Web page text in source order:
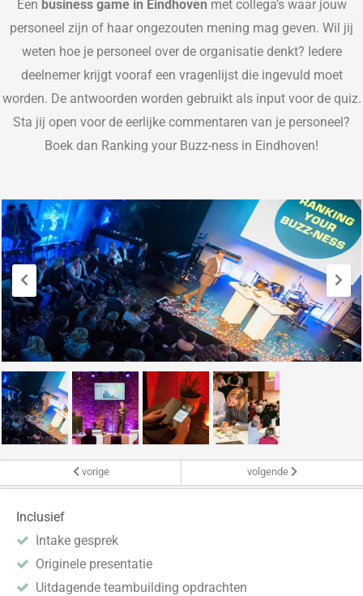
Een business gamein Eindhoven met collega’s waar jouw
personeel zijn of haar ongezouten mening mag geven. Wil jij
weten hoe je personeel over de organisatie denkt? Iedere
deelnemer krijgt vooraf een vragenlijst die ingevuld moet
worden. De antwoorden worden gebruikt als input voor de quiz.
Sta jij open voor de eerlijke commentaren van je personeel?
Boek dan Ranking your Buzz-ness in Eindhoven!
vorige volgende
Inclusief
Intake gesprek
Originele presentatie
Uitdagende teambuilding opdrachten